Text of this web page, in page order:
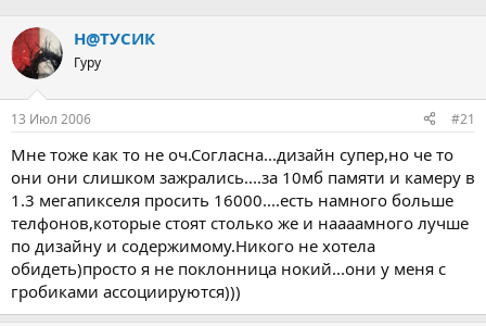
о
р
т
е
м
ы
н
а
а
л
Н@ТУСИК
Гуру
13 Июл 2006 #21
Мне тоже как то не оч.Согласна...дизайн супер,но че то
они они слишком зажрались....за 10мб памяти и камеру в
1.3 мегапикселя просить 16000....есть намного больше
телфонов,которые стоят столько же и наааамного лучше
по дизайну и содержимому.Никого не хотела
обидеть)просто я не поклонница нокий...они у меня с
гробиками ассоциируются)))